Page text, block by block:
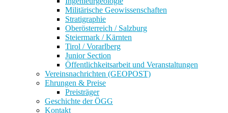
Militärische Geowissenschaften
Stratigraphie
Oberösterreich / Salzburg
Steiermark / Kärnten
Tirol / Vorarlberg
Junior Section
Öffentlichkeitsarbeit und Veranstaltungen
Vereinsnachrichten (GEOPOST)
Ehrungen & Preise
Preisträger
Geschichte der ÖGG
Kontakt